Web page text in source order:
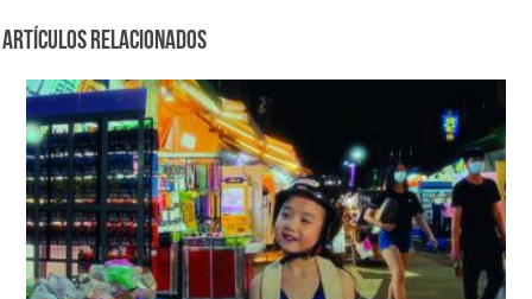
Artículos Relacionados